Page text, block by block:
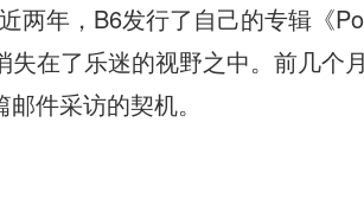
两年，B6发行了自己的专辑《
在了乐迷的视野之中。前几个
件采访的契机。